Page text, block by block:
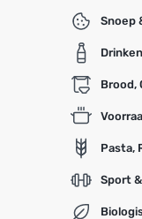
Snoep
Drinken
Brood,
Pasta,
Sport